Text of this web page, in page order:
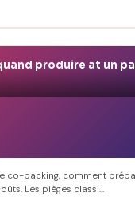
produire at un
co-packing, comment
Les pièges classi...